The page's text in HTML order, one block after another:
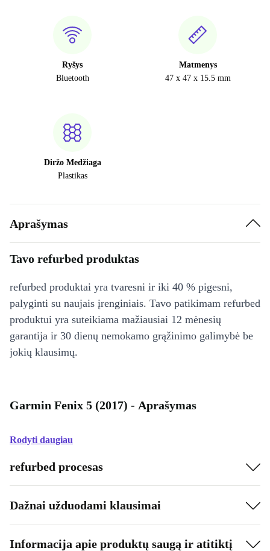
Ryšys
Bluetooth
Matmenys
47 x 47 x 15.5 mm
Diržo Medžiaga
Plastikas
Aprašymas
Tavo refurbed produktas
refurbed produktai yra tvaresni ir iki 40 % pigesni,
palyginti su naujais įrenginiais. Tavo patikimam refurbed
produktui yra suteikiama mažiausiai 12 mėnesių
garantija ir 30 dienų nemokamo grąžinimo galimybė be
jokių klausimų.
Garmin Fenix 5 (2017) - Aprašymas
Rodyti daugiau
refurbed procesas
Dažnai užduodami klausimai
Informacija apie produktų saugą ir atitiktį